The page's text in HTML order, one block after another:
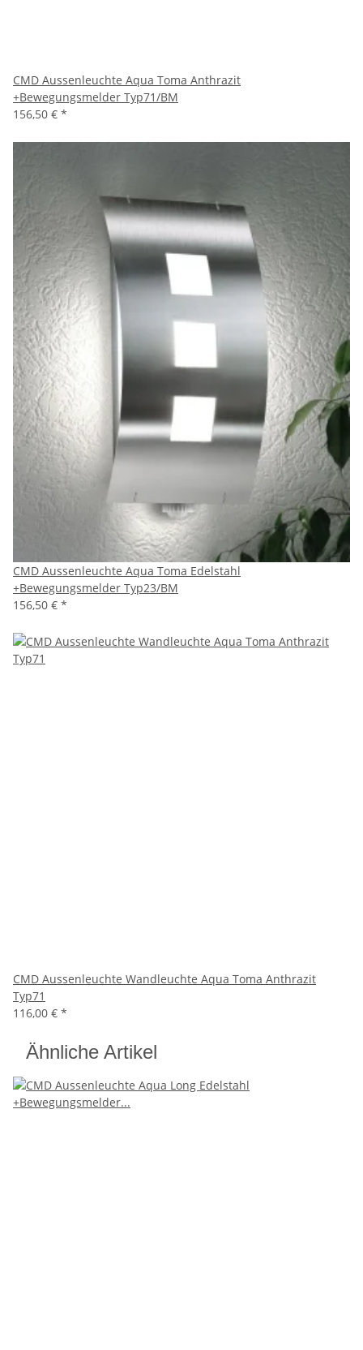
CMD Aussenleuchte Aqua Toma Anthrazit
+Bewegungsmelder Typ71/BM
156,50 € *
CMD Aussenleuchte Aqua Toma Edelstahl
+Bewegungsmelder Typ23/BM
156,50 € *
CMD Aussenleuchte Wandleuchte Aqua Toma Anthrazit
Typ71
116,00 € *
Ähnliche Artikel